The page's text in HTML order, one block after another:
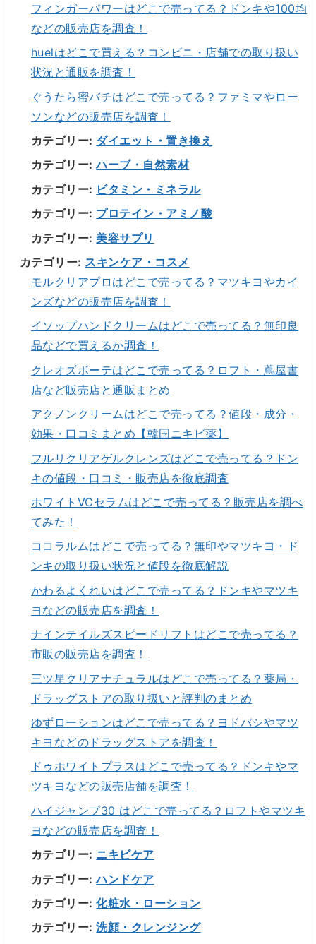
フィンガーパワーはどこで売ってる？ドンキや100均
などの販売店を調査！
huelはどこで買える？コンビニ・店舗での取り扱い
状況と通販を調査！
ぐうたら蜜バチはどこで売ってる？ファミマやロー
ソンなどの販売店を調査！
カテゴリー: ダイエット・置き換え
カテゴリー:ハーブ・自然素材
カテゴリー: ビタミン・ミネラル
カテゴリー: プロテイン・アミノ酸
カテゴリー: 美容サプリ
カテゴリー: スキンケア・コスメ
モルクリアプロはどこで売ってる？マツキヨやカイ
ンズなどの販売店を調査！
イソップハンドクリームはどこで売ってる？無印良
品などで買えるか調査！
クレオズボーテはどこで売ってる？ロフト・蔦屋書
店など販売店と通販まとめ
アクノンクリームはどこで売ってる？値段・成分・
効果・口コミまとめ【韓国ニキビ薬】
フルリクリアゲルクレンズはどこで売ってる？ドン
キの値段・口コミ・販売店を徹底調査
ホワイトVCセラムはどこで売ってる？販売店を調べ
てみた！
ココラルムはどこで売ってる？無印やマツキヨ・ド
ンキの取り扱い状況と値段を徹底解説
かわるよくれいはどこで売ってる？ドンキやマツキ
ヨなどの販売店を調査！
ナインテイルズスピードリフトはどこで売ってる？
市販の販売店を調査！
三ツ星クリアナチュラルはどこで売ってる？薬局・
ドラッグストアの取り扱いと評判のまとめ
ゆずローションはどこで売ってる？ヨドバシやマツ
キヨなどのドラッグストアを調査！
ドゥホワイトプラスはどこで売ってる？ドンキやマ
ツキヨなどの販売店舗を調査！
ハイジャンプ30 はどこで売ってる？ロフトやマツキ
ヨなどの販売店を調査！
カテゴリー: ニキビケア
カテゴリー:ハンドケア
カテゴリー:化粧水・ローション
カテゴリー:洗顔・クレンジング